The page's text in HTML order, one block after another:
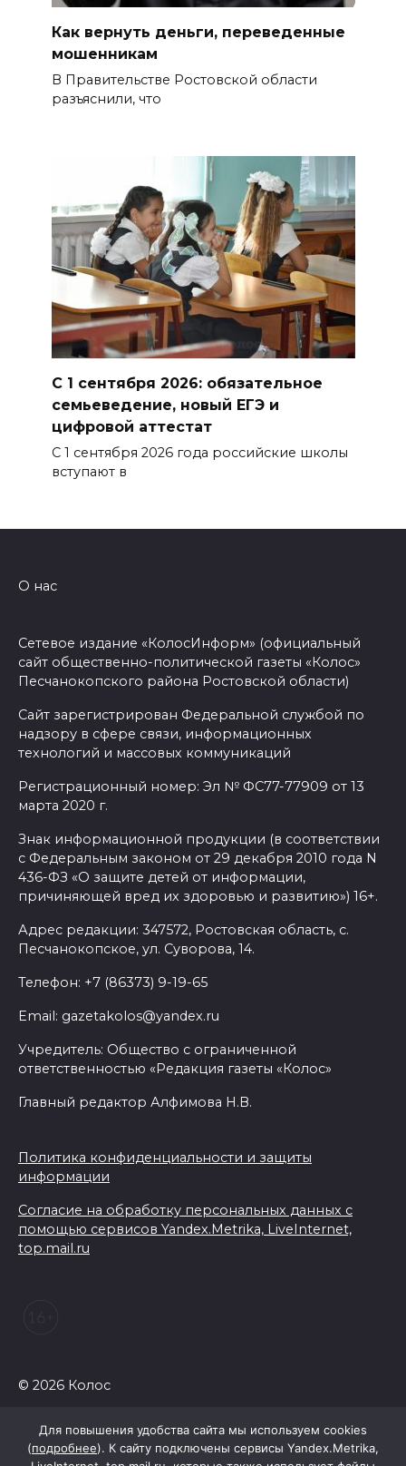
Как вернуть деньги, переведенные
мошенникам
В Правительстве Ростовской области
разъяснили, что
С 1 сентября 2026: обязательное
семьеведение, новый ЕГЭ и
цифровой аттестат
С 1 сентября 2026 года российские школы
вступают в
О нас
Сетевое издание «КолосИнформ» (официальный
сайт общественно-политической газеты «Колос»
Песчанокопского района Ростовской области)
Сайт зарегистрирован Федеральной службой по
надзору в сфере связи, информационных
технологий и массовых коммуникаций
Регистрационный номер: Эл № ФС77-77909 от 13
марта 2020 г.
Знак информационной продукции (в соответствии
с Федеральным законом от 29 декабря 2010 года N
436-ФЗ «О защите детей от информации,
причиняющей вред их здоровью и развитию») 16+.
Адрес редакции: 347572, Ростовская область, с.
Песчанокопское, ул. Суворова, 14.
Телефон: +7 (86373) 9-19-65
Email: gazetakolos@yandex.ru
Учредитель: Общество с ограниченной
ответственностью «Редакция газеты «Колос»
Главный редактор Алфимова Н.В.
Политика конфиденциальности и защиты
информации
Согласие на обработку персональных данных с
помощью сервисов Yandex.Metrika, LiveInternet,
top.mail.ru
© 2026 Колос
Для повышения удобства сайта мы используем cookies
(подробнее). К сайту подключены сервисы Yandex.Metrika,